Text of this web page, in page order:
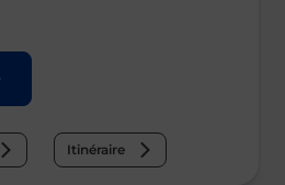
Itinéraire